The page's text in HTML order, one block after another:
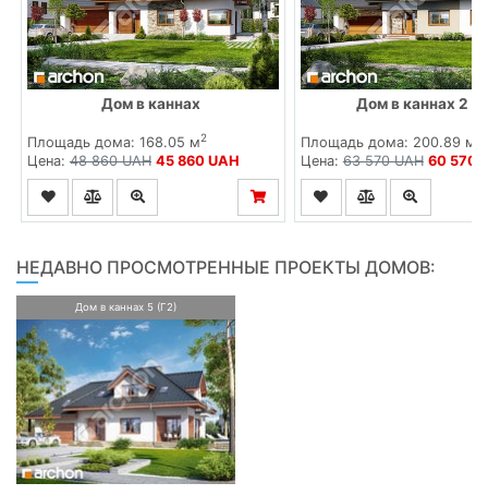
Дом в каннах
Площадь дома: 168.05 м2
Цена: 48 860 UAH 45 860 UAH
Дом в каннах 2
Площадь дома: 200.89 м
Цена:63 570 UAH 60 570
НЕДАВНО ПРОСМОТРЕННЫЕ ПРОЕКТЫ ДОМОВ:
Дом в каннах 5 (Г2)